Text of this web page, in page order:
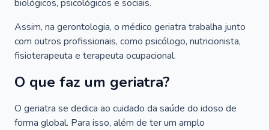
biológicos, psicológicos e sociais.
Assim, na gerontologia, o médico geriatra trabalha junto
com outros profissionais, como psicólogo, nutricionista,
fisioterapeuta e terapeuta ocupacional.
O que faz um geriatra?
O geriatra se dedica ao cuidado da saúde do idoso de
forma global. Para isso, além de ter um amplo